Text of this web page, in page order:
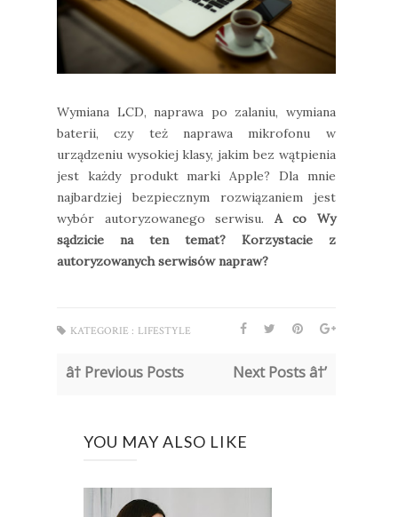
Wymiana LCD, naprawa po zalaniu, wymiana
baterii, czy też naprawa mikrofonu w
urządzeniu wysokiej klasy, jakim bez wątpienia
jest każdy produkt marki Apple? Dla mnie
najbardziej bezpiecznym rozwiązaniem jest
wybór autoryzowanego serwisu. A co Wy
sądzicie na ten temat? Korzystacie z
autoryzowanych serwisów napraw?
KATEGORIE : LIFESTYLE
â† Previous Posts Next Posts â†’
YOU MAY ALSO LIKE